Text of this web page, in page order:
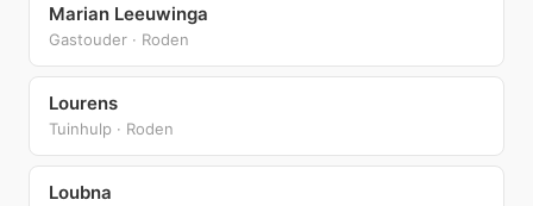
Marian Leeuwinga
Gastouder · Roden
Lourens
Tuinhulp · Roden
Loubna